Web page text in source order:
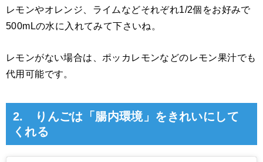
レモンやオレンジ、ライムなどそれぞれ1/2個をお好みで
500mLの水に入れてみて下さいね。
レモンがない場合は、ポッカレモンなどのレモン果汁でも
代用可能です。
2. りんごは「腸内環境」をきれいにして
くれる